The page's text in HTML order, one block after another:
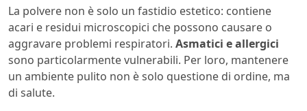
La polvere non è solo un fastidio estetico: contiene
acari e residui microscopici che possono causare o
aggravare problemi respiratori. Asmatici e allergici
sono particolarmente vulnerabili. Per loro, mantenere
un ambiente pulito non è solo questione di ordine, ma
di salute.